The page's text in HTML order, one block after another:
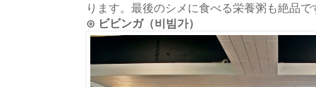
ります。最後のシメに食べる栄養粥も絶品で
⊙ ビビンガ（비빔가）